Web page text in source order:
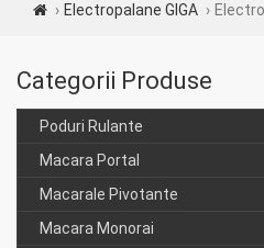
Electropalane GIGA
Categorii Produse
Poduri Rulante
Macara Portal
Macarale Pivotante
Macara Monorai